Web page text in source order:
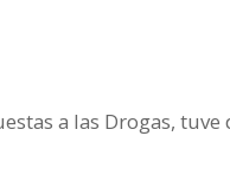
a las Drogas, tuve